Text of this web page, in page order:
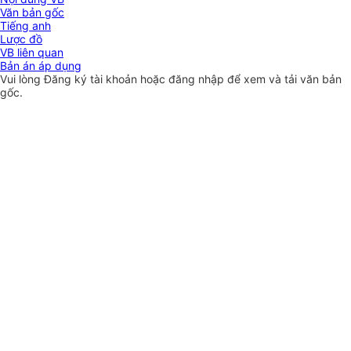
Văn bản gốc
Tiếng anh
Lược đồ
VB liên quan
Bản án áp dụng
Vui lòngĐăng ký tài khoản hoặc đăng nhập để xem và tải văn bản
gốc.